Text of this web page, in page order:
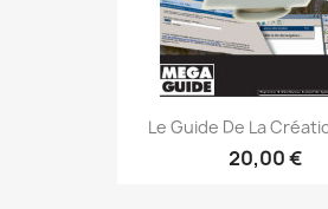
Le Guide De La
20,00 €